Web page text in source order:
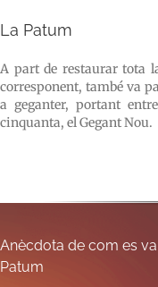
La Patum
A part de restaurar tota
corresponent, també va
a geganter, portant
cinquanta, el Gegant Nou.
Anècdota de com es
Patum